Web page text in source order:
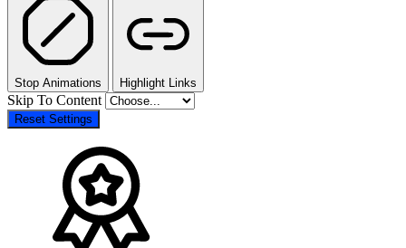
Stop Animations Highlight Links
Skip To Content
Reset Settings